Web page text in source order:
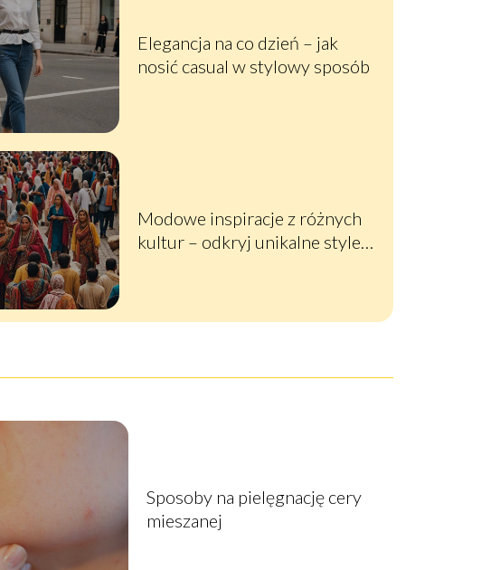
Elegancja na co dzień – jak
nosić casual w stylowy sposób
Modowe inspiracje z różnych
kultur – odkryj unikalne style z
Sposoby na pielęgnację cery
mieszanej